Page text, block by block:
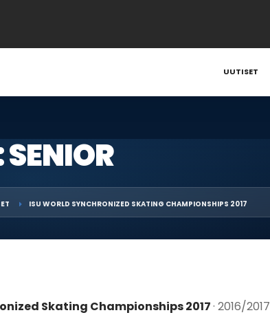
UUTISET
SENIOR
ISU WORLD SYNCHRONIZED SKATING CHAMPIONSHIPS 2017
Skating Championships 2017· 2016/2017